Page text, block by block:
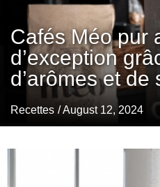
Cafés Méo pur
d’exception
d’arômes et de
Recettes / August 12, 2024